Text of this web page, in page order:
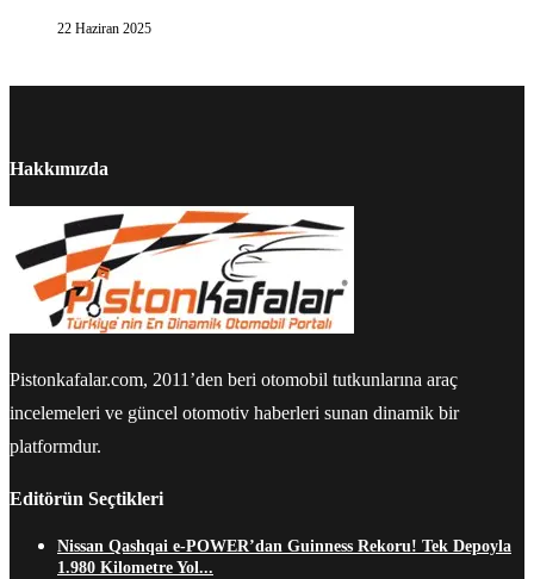
22 Haziran 2025
Hakkımızda
Pistonkafalar.com, 2011’den beri otomobil tutkunlarına araç
incelemeleri ve güncel otomotiv haberleri sunan dinamik bir
platformdur.
Editörün Seçtikleri
Nissan Qashqai e-POWER’dan Guinness Rekoru! Tek Depoyla
1.980 Kilometre Yol...